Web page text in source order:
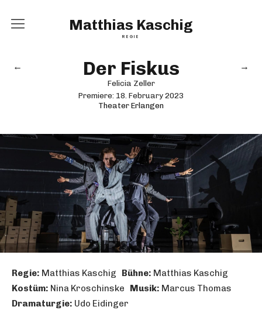
Matthias Kaschig
REGIE
Home
Inszenierungen
Kontakt
← →
Der Fiskus
Felicia Zeller
Premiere: 18. February 2023
Theater Erlangen
Regie: Matthias Kaschig Bühne: Matthias Kaschig
Kostüm: Nina Kroschinske Musik: Marcus Thomas
Dramaturgie: Udo Eidinger